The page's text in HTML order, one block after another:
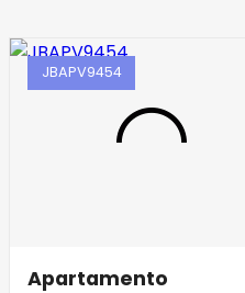
JBAPV9454
Apartamento